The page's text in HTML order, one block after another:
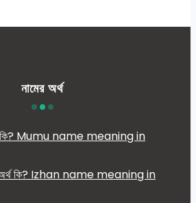
নামের অর্থ
কি? Mumu name meaning in
অর্থ কি? Izhan name meaning in